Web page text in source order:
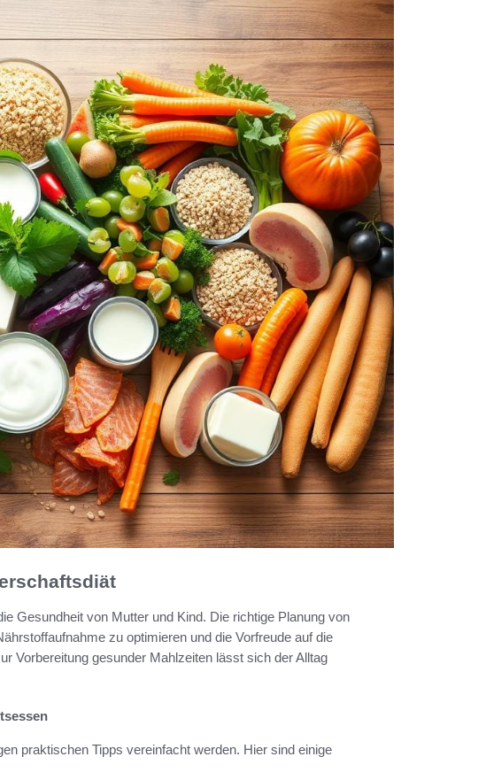
Gesundheit von Mutter und Kind. Die richtige Planung von
zu optimieren und die Vorfreude auf die
Vorbereitung gesunder Mahlzeiten lässt sich der Alltag
praktischen Tipps vereinfacht werden. Hier sind einige